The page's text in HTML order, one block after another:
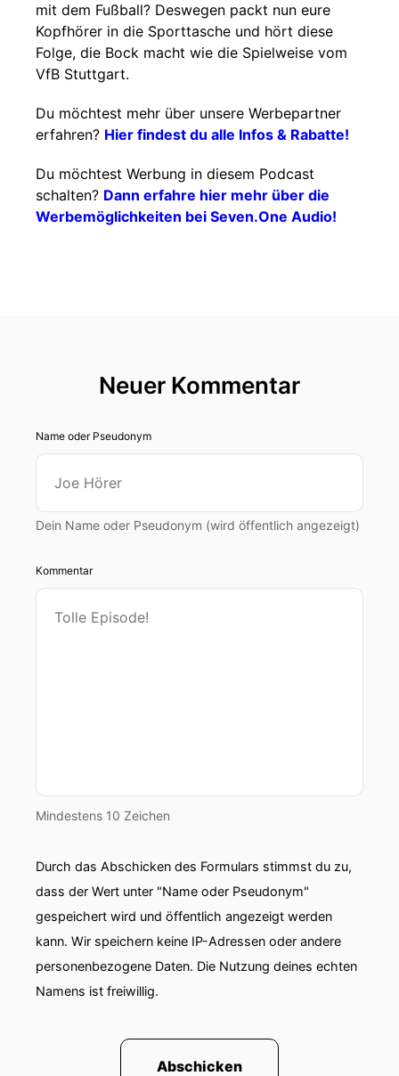
mit dem Fußball? Deswegen packt nun eure
Kopfhörer in die Sporttasche und hört diese
Folge, die Bock macht wie die Spielweise vom
VfB Stuttgart.
Du möchtest mehr über unsere Werbepartner
erfahren? Hier findest du alle Infos & Rabatte!
Du möchtest Werbung in diesem Podcast
schalten? Dann erfahre hier mehr über die
Werbemöglichkeiten bei Seven.One Audio!
Neuer Kommentar
Name oder Pseudonym
Dein Name oder Pseudonym (wird öffentlich angezeigt)
Kommentar
Mindestens 10 Zeichen
Durch das Abschicken des Formulars stimmst du zu,
dass der Wert unter "Name oder Pseudonym"
gespeichert wird und öffentlich angezeigt werden
kann. Wir speichern keine IP-Adressen oder andere
personenbezogene Daten. Die Nutzung deines echten
Namens ist freiwillig.
Abschicken